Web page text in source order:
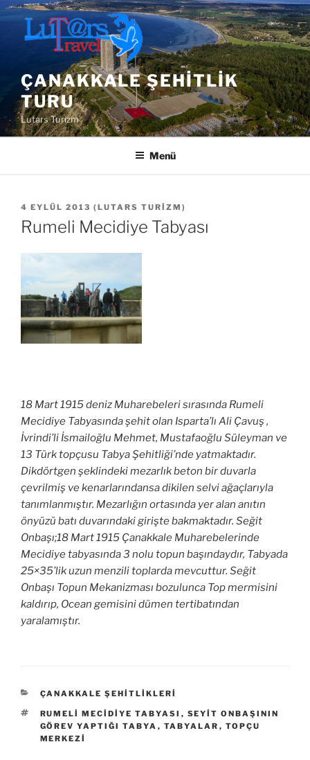
İçeriğe
geç
ÇANAKKALE ŞEHITLIK
TURU
Lutars Turizm
Menü
YAYIM
TARIHI
4 EYLÜL 2013 ( LUTARS TURIZM )
Rumeli Mecidiye Tabyası
18 Mart 1915 deniz Muharebeleri sırasında Rumeli
Mecidiye Tabyasında şehit olan Isparta’lı Ali Çavuş ,
İvrindi’li İsmailoğlu Mehmet, Mustafaoğlu Süleyman ve
13 Türk topçusu Tabya Şehitliği’nde yatmaktadır.
Dikdörtgen şeklindeki mezarlık beton bir duvarla
çevrilmiş ve kenarlarındansa dikilen selvi ağaçlarıyla
tanımlanmıştır. Mezarlığın ortasında yer alan anıtın
önyüzü batı duvarındaki girişte bakmaktadır. Seğit
Onbaşı;18 Mart 1915 Çanakkale Muharebelerinde
Mecidiye tabyasında 3 nolu topun başındaydır, Tabyada
25×35’lik uzun menzili toplarda mevcuttur. Seğit
Onbaşı Topun Mekanizması bozulunca Top mermisini
kaldırıp, Ocean gemisini dümen tertibatından
yaralamıştır.
KATEGORILER
ÇANAKKALE ŞEHITLIKLERI
ETIKETLER
RUMELI MECIDIYE TABYASI , SEYIT ONBAŞININ
GÖREV YAPTIĞI TABYA , TABYALAR , TOPÇU
MERKEZI